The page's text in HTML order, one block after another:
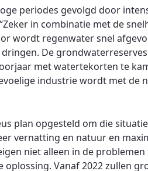
periodes gevolgd door
in combinatie met de
wordt regenwater snel
De
met watertekorten te
industrie wordt met de
plan opgesteld om die
vernatting en natuur en
niet alleen in de
Vanaf 2022 zullen